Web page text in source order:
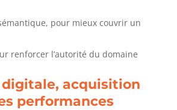
pour mieux couvrir un
renforcer l’autorité du domaine
acquisition
performances